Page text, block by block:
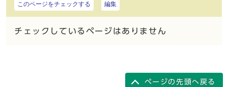
このページをチェックする 編集
チェックしているページはありません
ページの先頭へ戻る